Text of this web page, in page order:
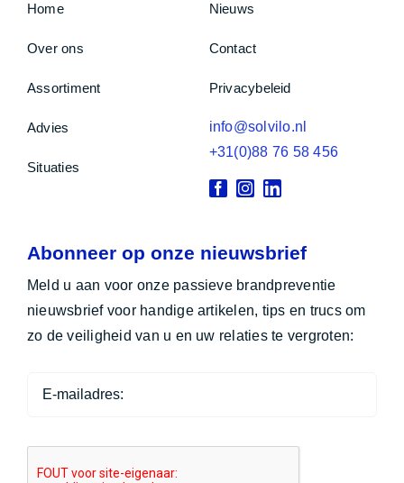
Home
Over ons
Assortiment
Advies
Situaties
Nieuws
Contact
Privacybeleid
info@solvilo.nl
+31(0)88 76 58 456
Abonneer op onze nieuwsbrief
Meld u aan voor onze passieve brandpreventie
nieuwsbrief voor handige artikelen, tips en trucs om
zo de veiligheid van u en uw relaties te vergroten: